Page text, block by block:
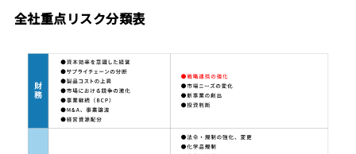
全社重点リスク分類表